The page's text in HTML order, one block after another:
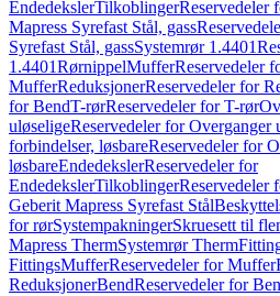
EndedekslerTilkoblingerReservedeler
Mapress Syrefast Stål, gass
Syrefast Stål, gassSystemrør 1.4401
1.4401RørnippelMufferReservedeler
MufferReduksjonerReservedeler for
for BendT-rørReservedeler for T-rør
uløseligeReservedeler for Overganger
forbindelser, løsbareReservedeler for
løsbareEndedekslerReservedeler for
EndedekslerTilkoblingerReservedeler
Geberit Mapress Syrefast Stål
for rørSystempakningerSkruesett til
Mapress ThermSystemrør Therm
FittingsMufferReservedeler for Muffer
ReduksjonerBendReservedeler for